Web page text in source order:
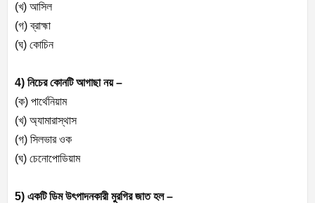
(খ) আসিল
(গ) ব্রাহ্মা
(ঘ) কোচিন
4) নিচের কোনটি আগাছা নয় –
(ক) পার্থেনিয়াম
(খ) অ্যামারাস্থাস
(গ) সিলভার ওক
(ঘ) চেনোপোডিয়াম
5) একটি ডিম উৎপাদনকারী মুরগির জাত হল –